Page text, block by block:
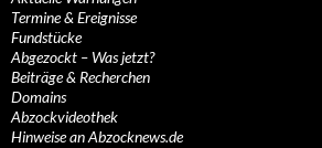
Termine & Ereignisse
Fundstücke
Abgezockt – Was jetzt?
Beiträge & Recherchen
Domains
Abzockvideothek
Hinweise an Abzocknews.de